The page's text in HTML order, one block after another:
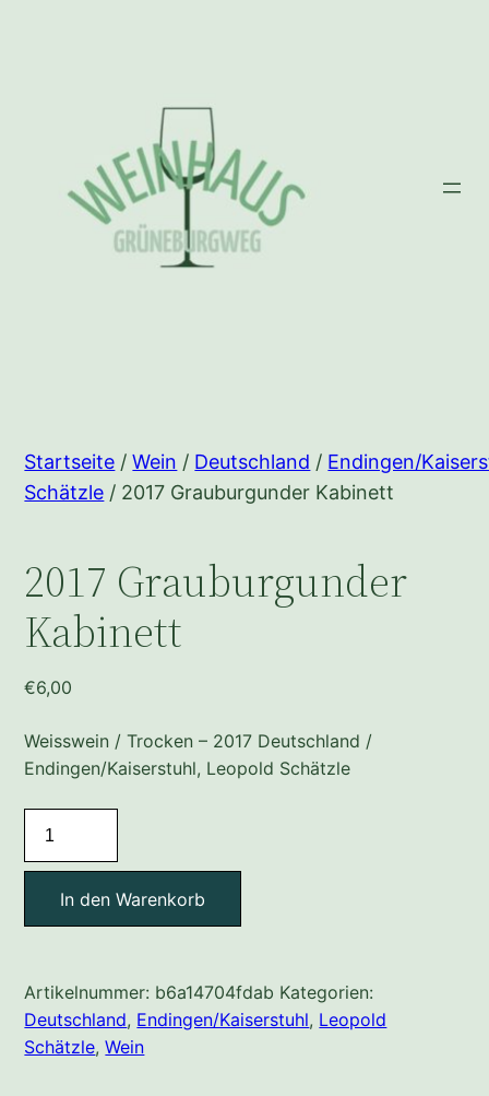
Startseite /Wein / Deutschland / Endingen/
Schätzle / 2017 Grauburgunder Kabinett
2017 Grauburgunder
Kabinett
€6,00
Weisswein / Trocken – 2017 Deutschland /
Endingen/Kaiserstuhl, Leopold Schätzle
Grauburgunder
Kabinett
MengeIn den Warenkorb
Artikelnummer: b6a14704fdab Kategorien:
Deutschland, Endingen/Kaiserstuhl, Leopold
Schätzle,Wein